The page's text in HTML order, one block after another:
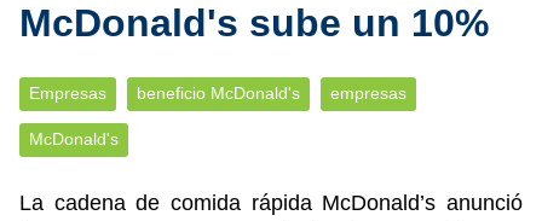
McDonald's sube un 10%
Empresas beneficio McDonald's empresas
McDonald's
La cadena de comida rápida McDonald’s anunció